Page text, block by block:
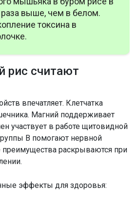
выше, чем в белом.
токсина в
рис считают
впечатляет. Клетчатка
Магний поддерживает
участвует в работе щитовидной
B помогают нервной
преимущества раскрываются при
эффекты для здоровья: